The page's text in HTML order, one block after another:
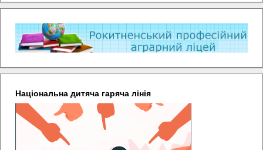
Національна дитяча гаряча лінія